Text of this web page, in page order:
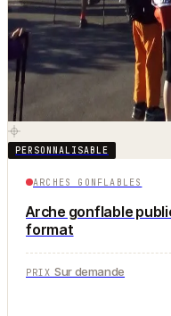
PERSONNALISABLE
ARCHES GONFLABLES
Arche gonflable
format
PRIX Sur demande